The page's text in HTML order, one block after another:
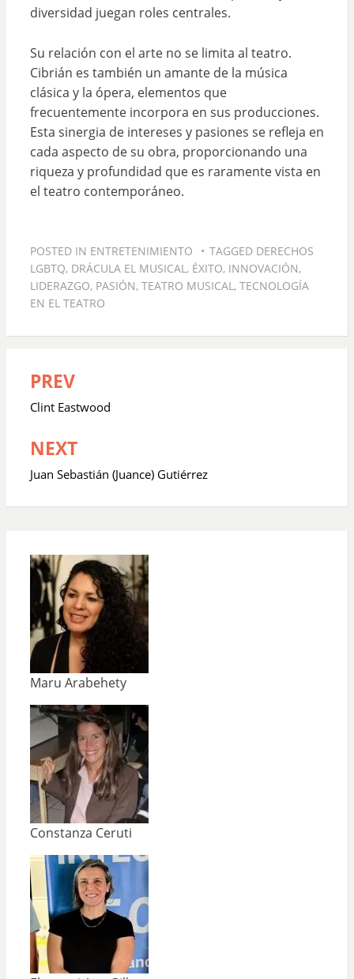
diversidad juegan roles centrales.
Su relación con el arte no se limita al teatro.
Cibrián es también un amante de la música
clásica y la ópera, elementos que
frecuentemente incorpora en sus producciones.
Esta sinergia de intereses y pasiones se refleja en
cada aspecto de su obra, proporcionando una
riqueza y profundidad que es raramente vista en
el teatro contemporáneo.
POSTED IN ENTRETENIMIENTO TAGGED DERECHOS
LGBTQ, DRÁCULA EL MUSICAL, ÉXITO, INNOVACIÓN,
LIDERAZGO, PASIÓN, TEATRO MUSICAL, TECNOLOGÍA
EN EL TEATRO
Navegación
de
PREV
Clint Eastwood
NEXT
Juan Sebastián (Juance) Gutiérrez
Maru Arabehety
Constanza Ceruti